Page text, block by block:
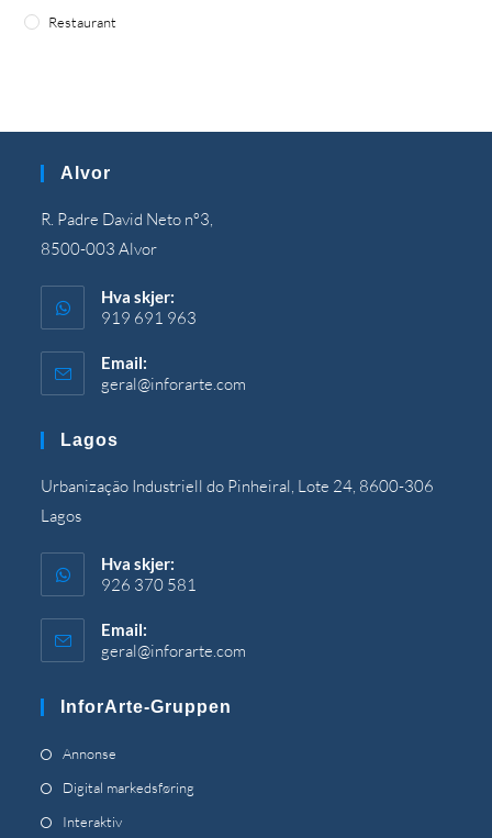
Restaurant
Alvor
R. Padre David Neto nº3,
8500-003Alvor
Hva skjer:
919 691 963
Email:
geral@inforarte.com
Lagos
Urbanização Industriell do Pinheiral, Lote 24, 8600-306
Lagos
Hva skjer:
926 370 581
Email:
geral@inforarte.com
InforArte-Gruppen
Annonse
Digital markedsføring
InteraktivÅpnes